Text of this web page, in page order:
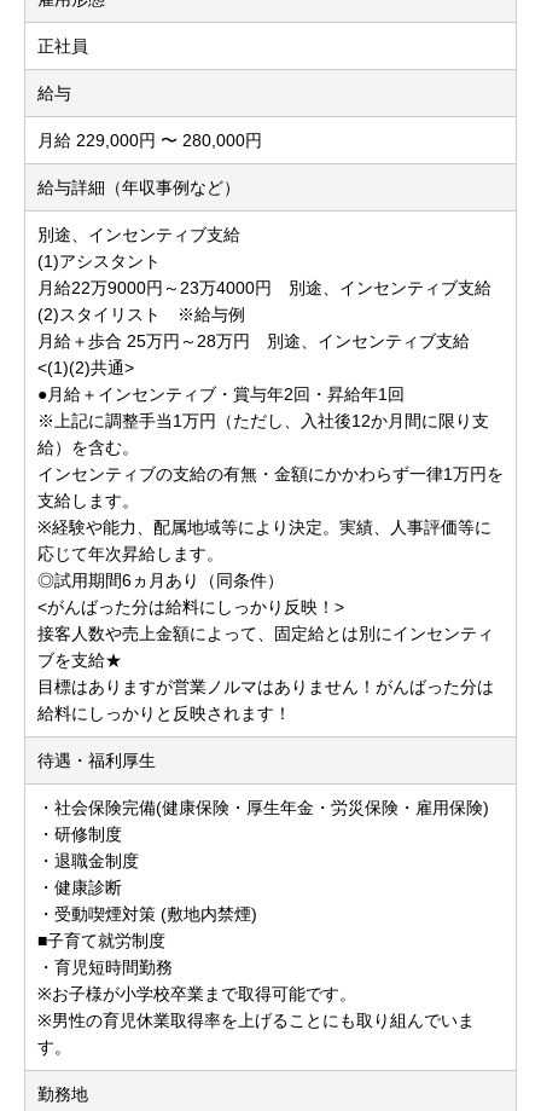
正社員
給与
月給 229,000円 〜 280,000円
給与詳細（年収事例など）
別途、インセンティブ支給
(1)アシスタント
月給22万9000円～23万4000円 別途、インセンティブ支給
(2)スタイリスト ※給与例
月給＋歩合 25万円～28万円 別途、インセンティブ支給
<(1)(2)共通>
●月給＋インセンティブ・賞与年2回・昇給年1回
※上記に調整手当1万円（ただし、入社後12か月間に限り支
給）を含む。
インセンティブの支給の有無・金額にかかわらず一律1万円を
支給します。
※経験や能力、配属地域等により決定。実績、人事評価等に
応じて年次昇給します。
◎試用期間6ヵ月あり（同条件）
<がんばった分は給料にしっかり反映！>
接客人数や売上金額によって、固定給とは別にインセンティ
ブを支給★
目標はありますが営業ノルマはありません！がんばった分は
給料にしっかりと反映されます！
待遇・福利厚生
・社会保険完備(健康保険・厚生年金・労災保険・雇用保険)
・研修制度
・退職金制度
・健康診断
・受動喫煙対策 (敷地内禁煙)
■子育て就労制度
・育児短時間勤務
※お子様が小学校卒業まで取得可能です。
※男性の育児休業取得率を上げることにも取り組んでいま
す。
勤務地